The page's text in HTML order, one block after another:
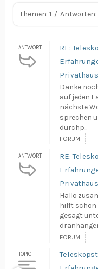
Themen: 1 / Antworten:
ANTWORT
RE:
Danke
auf jeden
nächste
sprechen
durchp...
FORUM
ANTWORT
RE:
Hallo
hilft schon
gesagt
FORUM
TOPIC